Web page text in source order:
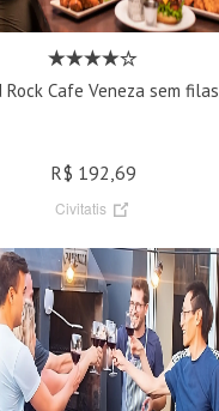
Rock Cafe Veneza sem filas
R$ 192,69
Civitatis